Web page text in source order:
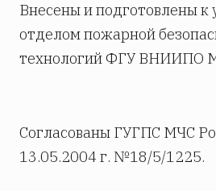
Внесены и подготовлены
отделом пожарной
технологий ФГУ ВНИИПО
Согласованы ГУГПС МЧС
13.05.2004 г. №18/5/1225.